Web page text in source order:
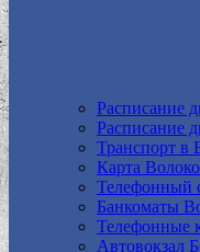
Расписание
Расписание
Транспорт в
Карта
Телефонный
Банкоматы
Телефонные
Автовокзал